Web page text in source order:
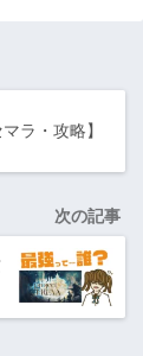
ラ・攻略】
次の記事